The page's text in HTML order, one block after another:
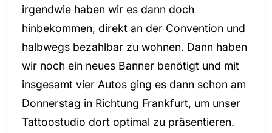
irgendwie haben wir es dann doch
hinbekommen, direkt an der Convention und
halbwegs bezahlbar zu wohnen. Dann haben
wir noch ein neues Banner benötigt und mit
insgesamt vier Autos ging es dann schon am
Donnerstag in Richtung Frankfurt, um unser
Tattoostudio dort optimal zu präsentieren.